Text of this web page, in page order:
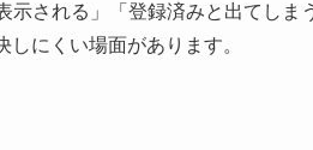
される」「登録済みと出てしま
にくい場面があります。